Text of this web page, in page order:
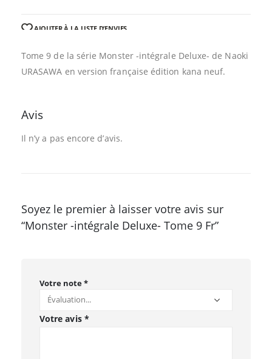
AJOUTER À LA LISTE D’ENVIES
Tome 9 de la série Monster -intégrale Deluxe- de Naoki
URASAWA en version française édition kana neuf.
Avis
Il n’y a pas encore d’avis.
Soyez le premier à laisser votre avis sur
“Monster -intégrale Deluxe- Tome 9 Fr”
Votre note*
Votre avis *